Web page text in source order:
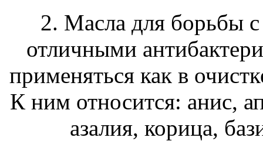
2. Масла для борьбы
отличными
применяться как в
К ним относится: анис,
азалия, корица,